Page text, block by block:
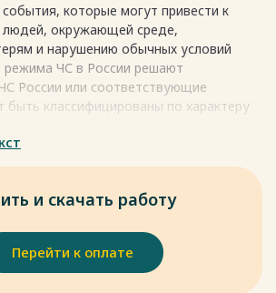
характера.
характера;
ущерба.
которые могут привести к
окружающей среде,
и нарушению обычных условий
режима ЧС в России решают
России или соответствующие
быть классифицированы по характеру
ущерба. По масштабу ЧС могут
муниципальными или
в зависимости от затронутой
пострадавших и размера ущерба.
и скачать работу
Перейти к оплате